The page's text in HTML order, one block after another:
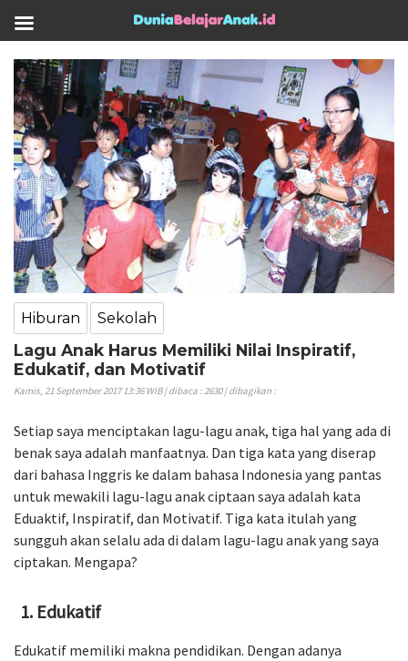
Hiburan Sekolah
Lagu Anak Harus Memiliki Nilai Inspiratif,
Edukatif, dan Motivatif
Kamis, 21 September 2017 13:36 WIB | dibaca : 2630 | dibagikan :
Setiap saya menciptakan lagu-lagu anak, tiga hal yang ada di
benak saya adalah manfaatnya. Dan tiga kata yang diserap
dari bahasa Inggris ke dalam bahasa Indonesia yang pantas
untuk mewakili lagu-lagu anak ciptaan saya adalah kata
Eduaktif, Inspiratif, dan Motivatif. Tiga kata itulah yang
sungguh akan selalu ada di dalam lagu-lagu anak yang saya
ciptakan. Mengapa?
Edukatif
Edukatif memiliki makna pendidikan. Dengan adanya